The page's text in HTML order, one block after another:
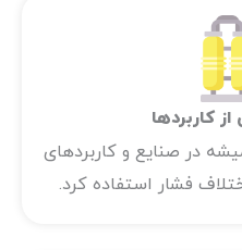
کاربردها
در صنایع و کاربردهای
فشار استفاده کرد.